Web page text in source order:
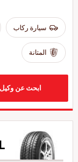
سيارة ركاب
المتانة
ابحث عن وكيل